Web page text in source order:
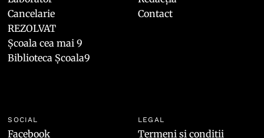
Cancelarie
REZOLVAT
Școala cea mai 9
Biblioteca Școala9
Contact
SOCIAL
Facebook
LEGAL
Termeni și condiții